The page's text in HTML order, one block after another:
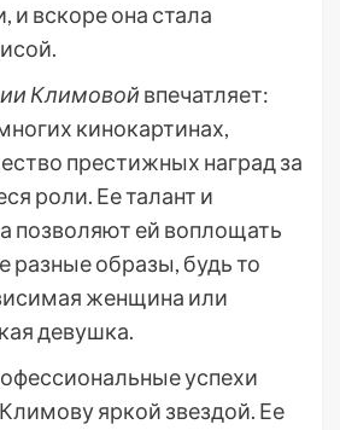
и вскоре она стала
Климовой впечатляет:
кинокартинах,
престижных наград за
роли. Ее талант и
позволяют ей воплощать
разные образы, будь то
женщина или
девушка.
успехи
яркой звездой. Ее